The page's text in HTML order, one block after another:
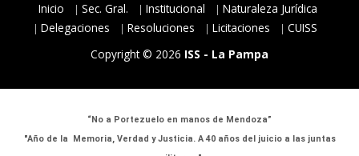
Inicio Sec. Gral. Institucional
Naturaleza Jurídica
Delegaciones
Resoluciones Licitaciones
CUISS
Copyright © 2026 ISS - La Pampa
“No a Portezuelo en manos de Mendoza”
"Año de la Memoria, Verdad y Justicia. A 40 años del juicio a las juntas